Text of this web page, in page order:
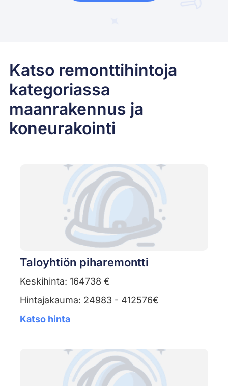
Katso remonttihintoja
kategoriassa
maanrakennus ja
koneurakointi
Taloyhtiön piharemontti
Keskihinta: 164738 €
Hintajakauma: 24983 - 412576€
Katso hinta